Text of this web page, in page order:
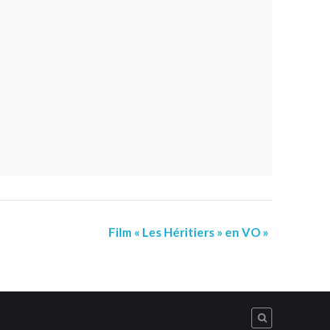
Film « Les Héritiers » en VO »